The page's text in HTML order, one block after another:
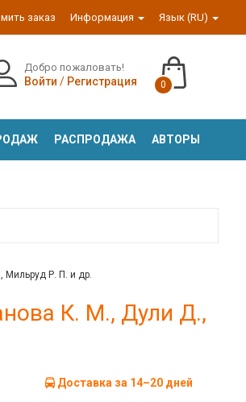
заказ Информация Язык (RU)
Добро пожаловать!
Войти / Регистрация 0
РАСПРОДАЖА АВТОРЫ
Мильруд Р. П. и др.
К. М., Дули Д.,
Доставка за 14–20 дней